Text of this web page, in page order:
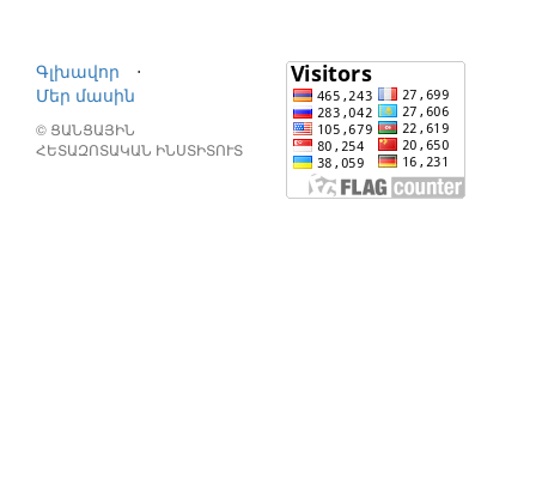
Գլխավոր
⋅
Մեր մասին
© ՑԱՆՑԱՅԻՆ
ՀԵՏԱԶՈՏԱԿԱՆ ԻՆՍՏԻՏՈՒՏ